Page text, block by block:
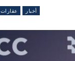
أخبار عقارات